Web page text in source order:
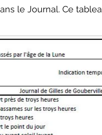
le Journal. Ce